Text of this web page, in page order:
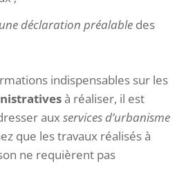
déclaration préalable des
indispensables sur les
à réaliser, il est
auxservices d’urbanisme
que les travaux réalisés à
ne requièrent pas